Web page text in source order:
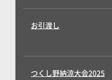
お引渡し
つくし野納涼大会2025